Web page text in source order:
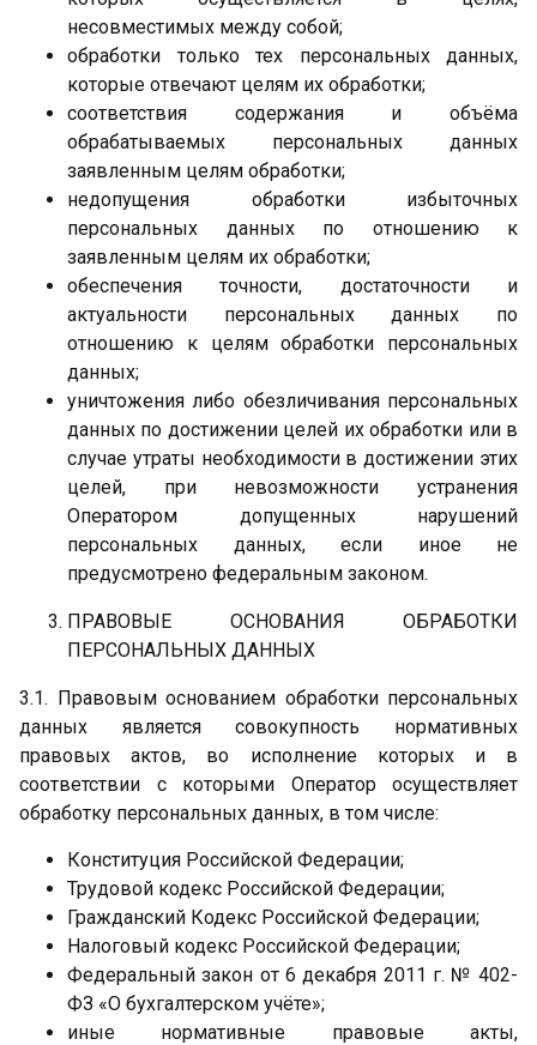
несовместимых между собой;
обработки только тех персональных данных,
которые отвечают целям их обработки;
соответствия содержания и объёма
обрабатываемых персональных данных
заявленным целям обработки;
недопущения обработки избыточных
персональных данных по отношению к
заявленным целям их обработки;
обеспечения точности, достаточности и
актуальности персональных данных по
отношению к целям обработки персональных
данных;
уничтожения либо обезличивания персональных
данных по достижении целей их обработки или в
случае утраты необходимости в достижении этих
целей, при невозможности устранения
Оператором допущенных нарушений
персональных данных, если иное не
предусмотрено федеральным законом.
ПРАВОВЫЕ ОСНОВАНИЯ ОБРАБОТКИ
ПЕРСОНАЛЬНЫХ ДАННЫХ
3.1. Правовым основанием обработки персональных
данных является совокупность нормативных
правовых актов, во исполнение которых и в
соответствии с которыми Оператор осуществляет
обработку персональных данных, в том числе:
Конституция Российской Федерации;
Трудовой кодекс Российской Федерации;
Гражданский Кодекс Российской Федерации;
Налоговый кодекс Российской Федерации;
Федеральный закон от 6 декабря 2011 г. № 402-
ФЗ «О бухгалтерском учёте»;
иные нормативные правовые акты,